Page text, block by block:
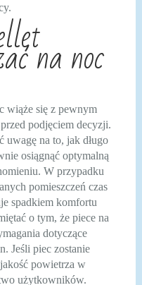
na noc
wiąże się z pewnym
podjęciem decyzji.
uwagę na to, jak długo
osiągnąć optymalną
W przypadku
pomieszczeń czas
spadkiem komfortu
o tym, że piece na
dotyczące
Jeśli piec zostanie
powietrza w
użytkowników.